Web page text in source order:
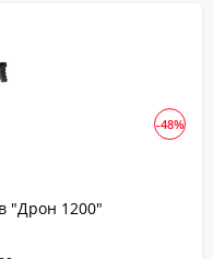
-48%
"Дрон 1200"